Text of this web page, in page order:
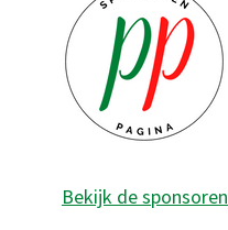
Bekijk de sponsoren